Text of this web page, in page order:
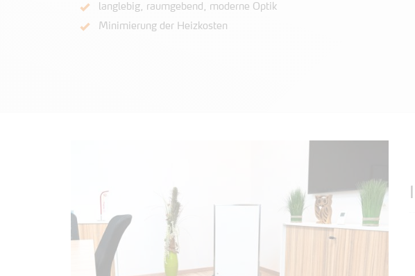
langlebig, raumgebend, moderne Optik
Minimierung der Heizkosten